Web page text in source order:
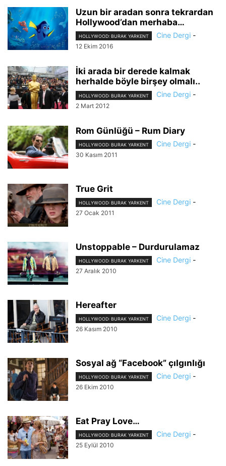
Uzun bir aradan sonra tekrardan
Hollywood’dan merhaba…
HOLLYWOOD: BURAK YARKENT Cine Dergi -
12 Ekim 2016
İki arada bir derede kalmak
herhalde böyle birşey olmalı..
HOLLYWOOD: BURAK YARKENT Cine Dergi -
2 Mart 2012
Rom Günlüğü – Rum Diary
HOLLYWOOD: BURAK YARKENT Cine Dergi -
30 Kasım 2011
True Grit
HOLLYWOOD: BURAK YARKENT Cine Dergi -
27 Ocak 2011
Unstoppable – Durdurulamaz
HOLLYWOOD: BURAK YARKENT Cine Dergi -
27 Aralık 2010
Hereafter
HOLLYWOOD: BURAK YARKENT Cine Dergi -
26 Kasım 2010
Sosyal ağ “Facebook” çılgınlığı
HOLLYWOOD: BURAK YARKENT Cine Dergi -
26 Ekim 2010
Eat Pray Love…
HOLLYWOOD: BURAK YARKENT Cine Dergi -
25 Eylül 2010